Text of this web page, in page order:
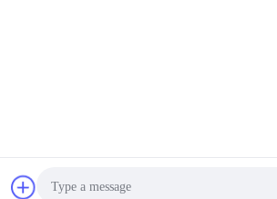
चैट